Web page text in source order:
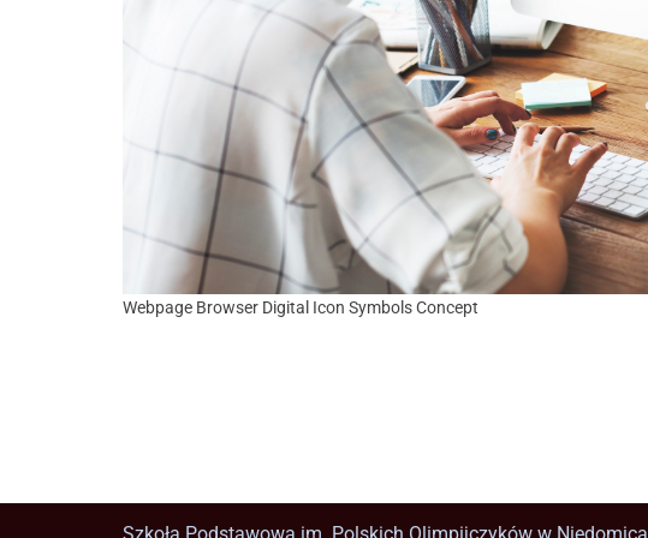
Webpage Browser Digital Icon Symbols Concept